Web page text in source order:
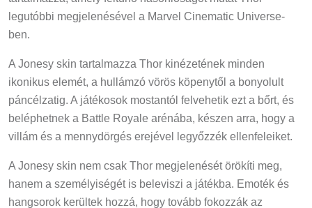
legutóbbi megjelenésével a Marvel Cinematic Universe-
ben.
A Jonesy skin tartalmazza Thor kinézetének minden
ikonikus elemét, a hullámzó vörös köpenytől a bonyolult
páncélzatig. A játékosok mostantól felvehetik ezt a bőrt, és
beléphetnek a Battle Royale arénába, készen arra, hogy a
villám és a mennydörgés erejével legyőzzék ellenfeleiket.
A Jonesy skin nem csak Thor megjelenését örökíti meg,
hanem a személyiségét is beleviszi a játékba. Emoték és
hangsorok kerültek hozzá, hogy tovább fokozzák az